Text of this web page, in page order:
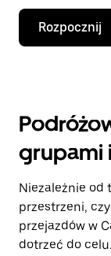
Rozpocznij
grupami
Niezależnie od
przestrzeni,
przejazdów w
dotrzeć do celu.